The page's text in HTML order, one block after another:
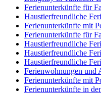
Ferienunterkünfte für
Haustierfreundliche
Ferienunterkünfte mit
Ferienunterkünfte für
Haustierfreundliche
Haustierfreundliche
Haustierfreundliche
Ferienwohnungen und
Ferienunterkünfte mit
Ferienunterkünfte in